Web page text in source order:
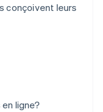
conçoivent leurs
ligne?